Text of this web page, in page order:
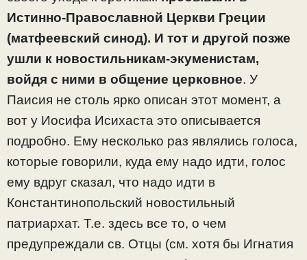
Истинно-Православной Церкви Греции
(матфеевский синод). И тот и другой позже
ушли к новостильникам-экуменистам,
войдя с ними в общение церковное. У
Паисия не столь ярко описан этот момент, а
вот у Иосифа Исихаста это описывается
подробно. Ему несколько раз являлись голоса,
которые говорили, куда ему надо идти, голос
ему вдруг сказал, что надо идти в
Константинопольский новостильный
патриархат. Т.е. здесь все то, о чем
предупреждали св. Отцы (см. хотя бы Игнатия